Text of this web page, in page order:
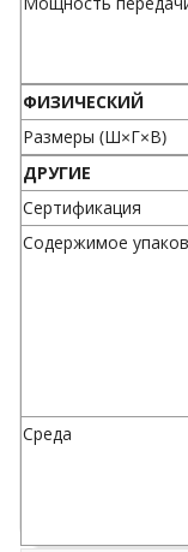
ФИЗИЧЕСКИЙ
Размеры (Ш×Г×В)
ДРУГИЕ
Сертификация
Содержимое
Среда